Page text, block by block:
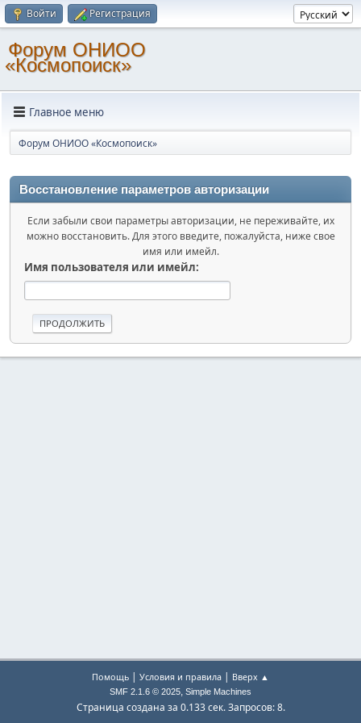
Войти Регистрация
Форум ОНИОО
«Космопоиск»
Главное меню
Форум ОНИОО «Космопоиск»
Восстановление параметров авторизации
Если забыли свои параметры авторизации, не переживайте, их
можно восстановить. Для этого введите, пожалуйста, ниже свое
имя или имейл.
Имя пользователя или имейл:
Помощь | Условия и правила | Вверх ▲
SMF 2.1.6 © 2025, Simple Machines
Страница создана за 0.133 сек. Запросов: 8.